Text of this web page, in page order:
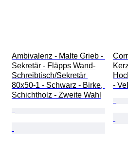
Ambivalenz - Malte Grieb -
Sekretär - Fläpps Wand-
Schreibtisch/Sekretär
80x50-1 - Schwarz - Birke,
Schichtholz - Zweite Wahl
-